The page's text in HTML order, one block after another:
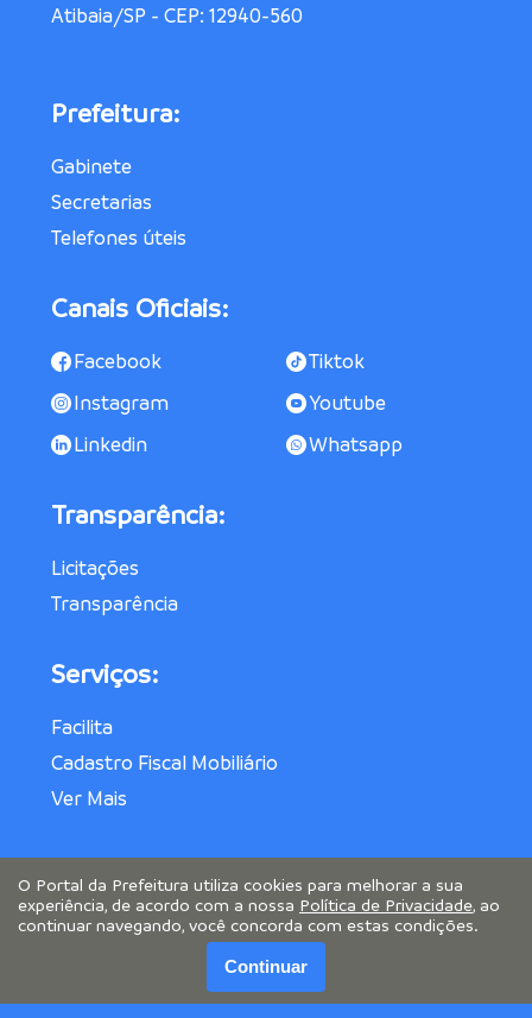
Atibaia/SP - CEP: 12940-560
Prefeitura:
Gabinete
Secretarias
Telefones úteis
Canais Oficiais:
Facebook
Tiktok
Instagram
Youtube
Linkedin
Whatsapp
Transparência:
Licitações
Transparência
Serviços:
Facilita
Cadastro Fiscal Mobiliário
Ver Mais
O Portal da Prefeitura utiliza cookies para melhorar a sua
experiência, de acordo com a nossa Política de Privacidade, ao
continuar navegando, você concorda com estas condições.
Continuar